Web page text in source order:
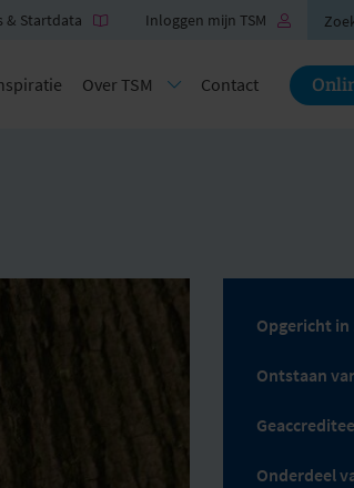
& Startdata Inloggen mijn TSM
Over TSM Contact
Opgericht in
Ontstaan
Onderdeel